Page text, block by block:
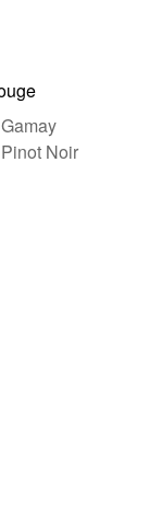
Gamay
Pinot Noir